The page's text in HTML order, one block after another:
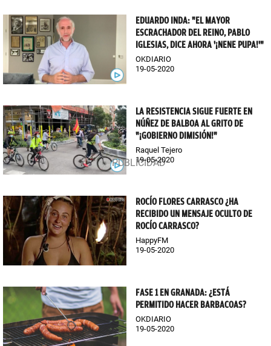
EDUARDO INDA: "EL MAYOR
ESCRACHADOR DEL REINO, PABLO
IGLESIAS, DICE AHORA '¡NENE PUPA!'"
OKDIARIO
19-05-2020
LA RESISTENCIA SIGUE FUERTE EN
NÚÑEZ DE BALBOA AL GRITO DE
"¡GOBIERNO DIMISIÓN!"
Raquel Tejero
19-05-2020
ROCÍO FLORES CARRASCO ¿HA
RECIBIDO UN MENSAJE OCULTO DE
ROCÍO CARRASCO?
HappyFM
19-05-2020
FASE 1 EN GRANADA: ¿ESTÁ
PERMITIDO HACER BARBACOAS?
OKDIARIO
19-05-2020